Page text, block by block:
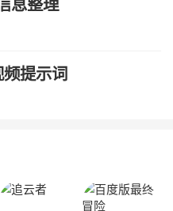
息整理
提示词